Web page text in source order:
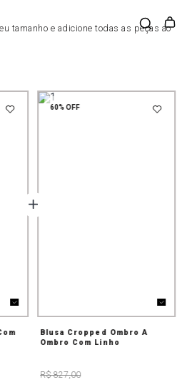
tamanho e adicione todas as peças ao
60%OFF
Blusa Cropped Ombro A
Ombro Com Linho
R$ 827,00